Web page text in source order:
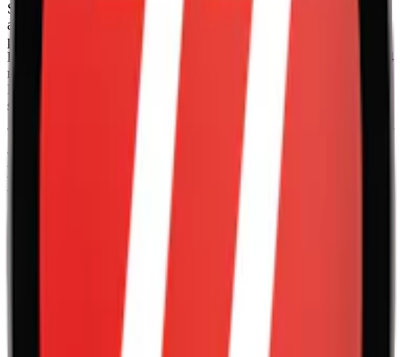
Snuset från Fumi kommer i slim-format, anpassat för diskret
användning. Varje prilla väger 0,7 gram och en dosa innehåller 20
prillor. Prillorna är något fuktiga, vilket ger en omedelbar och
långvarig release av smak och nikotin. Nikotinhalten per prilla är 8,4
mg, vilken gör Fumi Strawberry Cream till ett
normalstarkt vitt snus
Fumi tillverkas The Snus Brothers och introducerades på den
svenska marknaden i början av 2020-talet.
Fakta om Fumi Strawberry Cream Slim
Normal
Fumi
The Snus Brothers
vitt snus
normal
normalstarkt vitt snus